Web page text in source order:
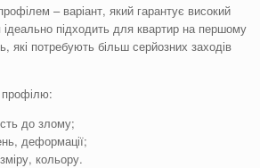
– варіант, який гарантує високий
ідеально підходить для квартир на першому
які потребують більш серйозних заходів
до злому;
деформації;
кольору.